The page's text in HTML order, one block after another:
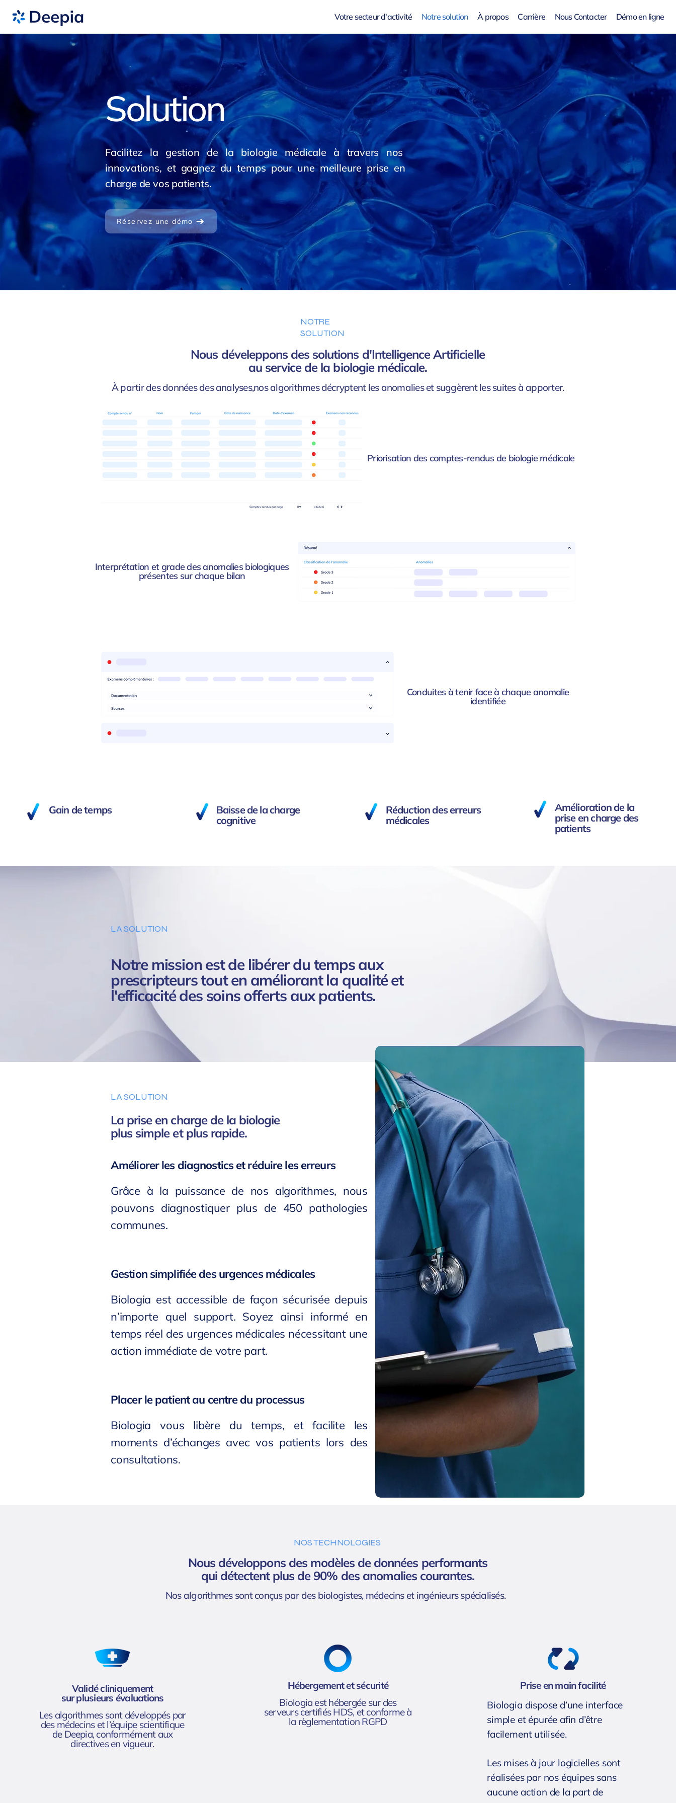
Votre secteur d'activité Notre solution À propos Carrière Nous Contacter Démo en ligne
Solution
Facilitez la gestion de la biologie médicale à travers nos
innovations, et gagnez du temps pour une meilleure prise en
charge de vos patients.
Réservez une démo
NOTRE
SOLUTION
Nous déveleppons des solutions d'Intelligence Artificielle
au service de la biologie médicale.
À partir des données des analyses,nos algorithmes décryptent les anomalies et suggèrent les suites à apporter.
Priorisation des comptes-rendus de biologie médicale
Interprétation et grade des anomalies biologiques
présentes sur chaque bilan
Conduites à tenir face à chaque anomalie
identifiée
Gain de temps
Baisse de la charge
cognitive
Réduction des erreurs
médicales
Amélioration de la
prise en charge des
patients
LA SOLUTION
Notre mission est de libérer du temps aux
prescripteurs tout en améliorant la qualité et
l'efficacité des soins offerts aux patients.
LA SOLUTION
La prise en charge de la biologie
plus simple et plus rapide.
Améliorer les diagnostics et réduire les erreurs
Grâce à la puissance de nos algorithmes, nous
pouvons diagnostiquer plus de 450 pathologies
communes.
Gestion simplifiée des urgences médicales
Biologia est accessible de façon sécurisée depuis
n’importe quel support. Soyez ainsi informé en
temps réel des urgences médicales nécessitant une
action immédiate de votre part.
Placer le patient au centre du processus
Biologia vous libère du temps, et facilite les
moments d’échanges avec vos patients lors des
consultations.
NOS TECHNOLOGIES
Nous développons des modèles de données performants
qui détectent plus de 90% des anomalies courantes.
Nos algorithmes sont conçus par des biologistes, médecins et ingénieurs spécialisés.
Validé cliniquement
sur plusieurs évaluations​
Les algorithmes sont développés par
des médecins et l’équipe scientifique
de Deepia, conformément aux
directives en vigueur.
Hébergement et sécurité
Biologia est hébergée sur des
serveurs certifiés HDS, et conforme à
la règlementation RGPD
Prise en main facilité
Biologia dispose d’une interface
simple et épurée afin d’être
facilement utilisée.
Les mises à jour logicielles sont
réalisées par nos équipes sans
aucune action de la part de